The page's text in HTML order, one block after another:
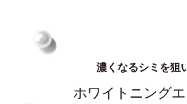
濃くなるシミを狙
ホワイトニング